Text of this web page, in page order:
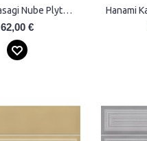
Hanami Kasagi Nube Plytelės
62,00 €